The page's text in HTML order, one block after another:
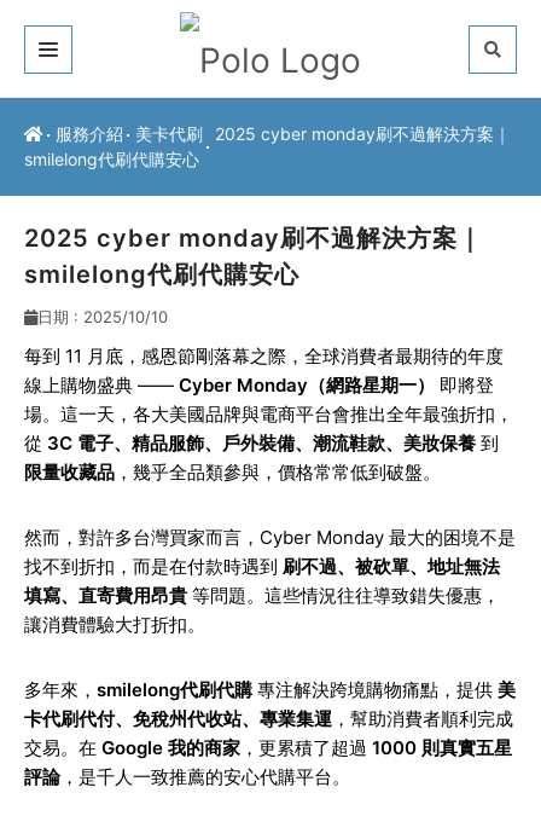
關於我們
服務介紹
常見問題
最新公告
聯絡方式
服務介紹 美卡代刷
2025 cyber monday刷不過解決方案｜
smilelong代刷代購安心
2025 cyber monday刷不過解決方案｜
smilelong代刷代購安心
日期 : 2025/10/10
每到 11 月底，感恩節剛落幕之際，全球消費者最期待的年度
線上購物盛典 —— Cyber Monday（網路星期一）
即將登
場。這一天，各大美國品牌與電商平台會推出全年最強折扣，
從 3C 電子、精品服飾、戶外裝備、潮流鞋款、美妝保養 到
限量收藏品 ，幾乎全品類參與，價格常常低到破盤。
然而，對許多台灣買家而言，Cyber Monday 最大的困境不是
找不到折扣，而是在付款時遇到 刷不過、被砍單、地址無法
填寫、直寄費用昂貴 等問題。這些情況往往導致錯失優惠，
讓消費體驗大打折扣。
多年來， smilelong代刷代購 專注解決跨境購物痛點，提供 美
卡代刷代付、免稅州代收站、專業集運 ，幫助消費者順利完成
交易。在 Google 我的商家 ，更累積了超過 1000 則真實五星
評論，是千人一致推薦的安心代購平台。